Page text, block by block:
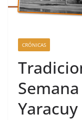
CRÓNICAS
Yaracuy